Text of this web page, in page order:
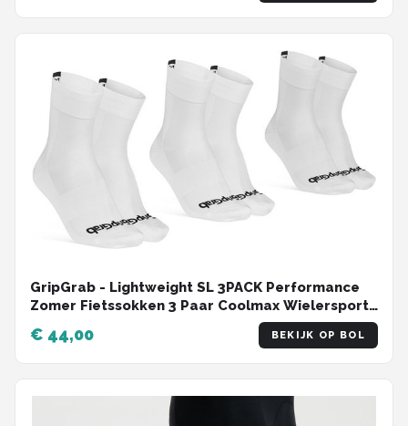
GripGrab - Lightweight SL 3PACK Performance
Zomer Fietssokken 3 Paar Coolmax Wielersport
Sokken Regular Cut - Wit - Unisex - Maat XS (35-
38)
€ 44,00 BEKIJK OP BOL